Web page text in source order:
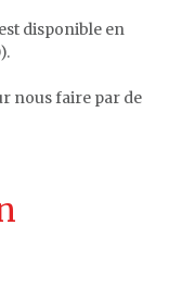
disponible en
nous faire par de